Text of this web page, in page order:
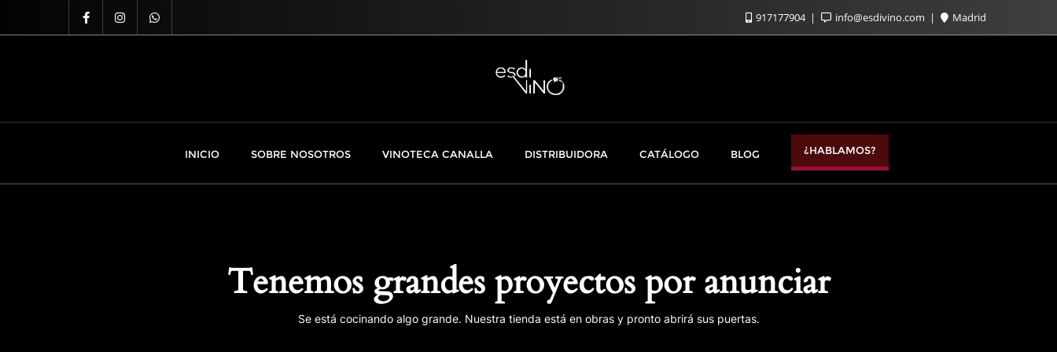
917177904 info@esdivino.com Madrid
INICIO SOBRE NOSOTROS VINOTECA CANALLA DISTRIBUIDORA CATÁLOGO BLOG ¿HABLAMOS?
Tenemos grandes proyectos por anunciar
Se está cocinando algo grande. Nuestra tienda está en obras y pronto abrirá sus puertas.